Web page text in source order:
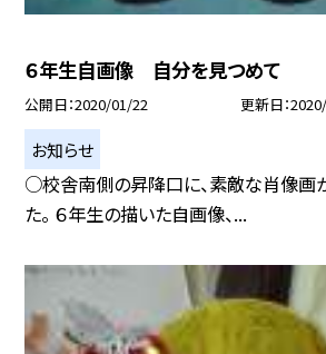
６年生自画像 自分を見つめて
公開日 2020/01/22 更新日
お知らせ
○校舎南側の昇降口に、素敵な肖像画
た。 ６年生の描いた自画像、...